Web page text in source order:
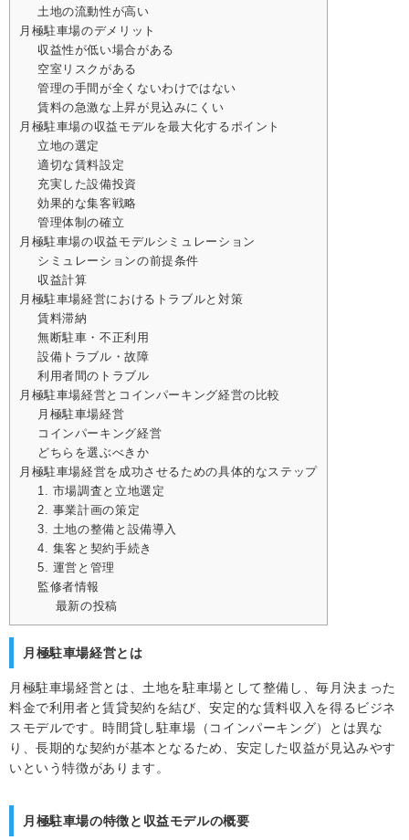
土地の流動性が高い
月極駐車場のデメリット
収益性が低い場合がある
空室リスクがある
管理の手間が全くないわけではない
賃料の急激な上昇が見込みにくい
月極駐車場の収益モデルを最大化するポイント
立地の選定
適切な賃料設定
充実した設備投資
効果的な集客戦略
管理体制の確立
月極駐車場の収益モデルシミュレーション
シミュレーションの前提条件
収益計算
月極駐車場経営におけるトラブルと対策
賃料滞納
無断駐車・不正利用
設備トラブル・故障
利用者間のトラブル
月極駐車場経営とコインパーキング経営の比較
月極駐車場経営
コインパーキング経営
どちらを選ぶべきか
月極駐車場経営を成功させるための具体的なステップ
1. 市場調査と立地選定
2. 事業計画の策定
3. 土地の整備と設備導入
4. 集客と契約手続き
5. 運営と管理
監修者情報
最新の投稿
月極駐車場経営とは
月極駐車場経営とは、土地を駐車場として整備し、毎月決まった
料金で利用者と賃貸契約を結び、安定的な賃料収入を得るビジネ
スモデルです。時間貸し駐車場（コインパーキング）とは異な
り、長期的な契約が基本となるため、安定した収益が見込みやす
いという特徴があります。
月極駐車場の特徴と収益モデルの概要